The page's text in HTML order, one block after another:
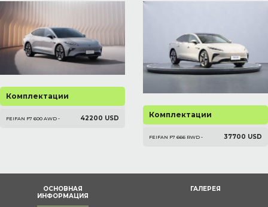
Комплектации
FEIFAN F7 600 AWD - 42200 USD Комплектации
FEIFAN F7 666 RWD - 37700 USD
ОСНОВНАЯ
ИНФОРМАЦИЯ
ГАЛЕРЕЯ